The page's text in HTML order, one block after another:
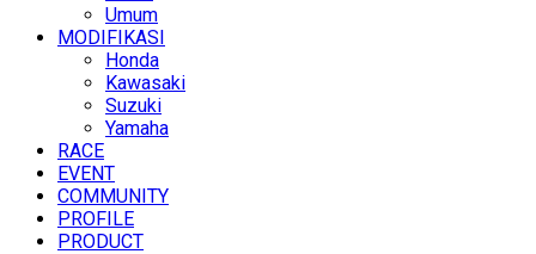
Umum
MODIFIKASI
Honda
Kawasaki
Suzuki
Yamaha
RACE
EVENT
COMMUNITY
PROFILE
PRODUCT